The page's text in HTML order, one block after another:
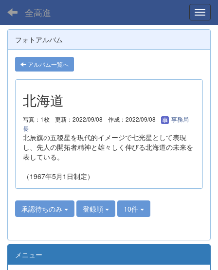
全高進
フォトアルバム
アルバム一覧へ
北海道
写真：1枚 更新：2022/09/08 作成：2022/09/08
事務局
長
北辰旗の五稜星を現代的イメージで七光星として表現
し、先人の開拓者精神と雄々しく伸びる北海道の未来を
表している。
（1967年5月1日制定）
承認待ちのみ 登録順 10件
メニュー